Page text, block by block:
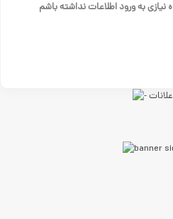
نیازی به ورود اطلاعات نداشته باشم